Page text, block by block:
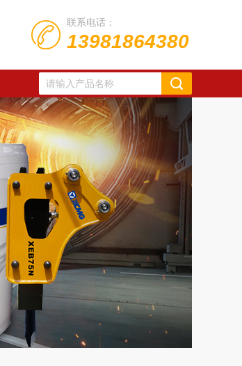
联系电话：
13981864380